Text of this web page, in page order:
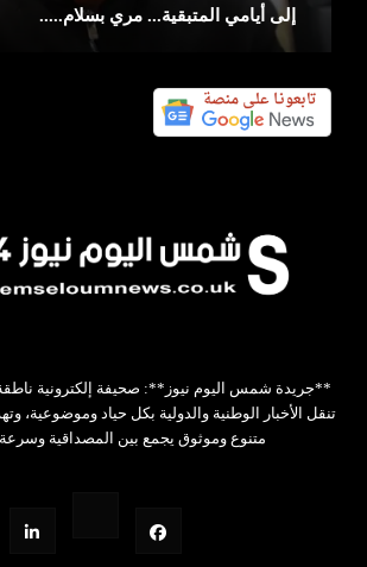
إلى أيامي المتبقية... مري بسلام.....
**جريدة شمس اليوم نيوز**: صحيفة إلكترونية ناطقة
تنقل الأخبار الوطنية والدولية بكل حياد وموضوعية،
متنوع وموثوق يجمع بين المصداقية وسرعة